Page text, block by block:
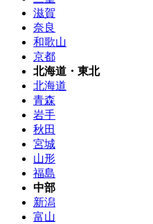
滋賀
奈良
和歌山
京都
北海道・東北
北海道
青森
岩手
秋田
宮城
山形
福島
中部
新潟
富山